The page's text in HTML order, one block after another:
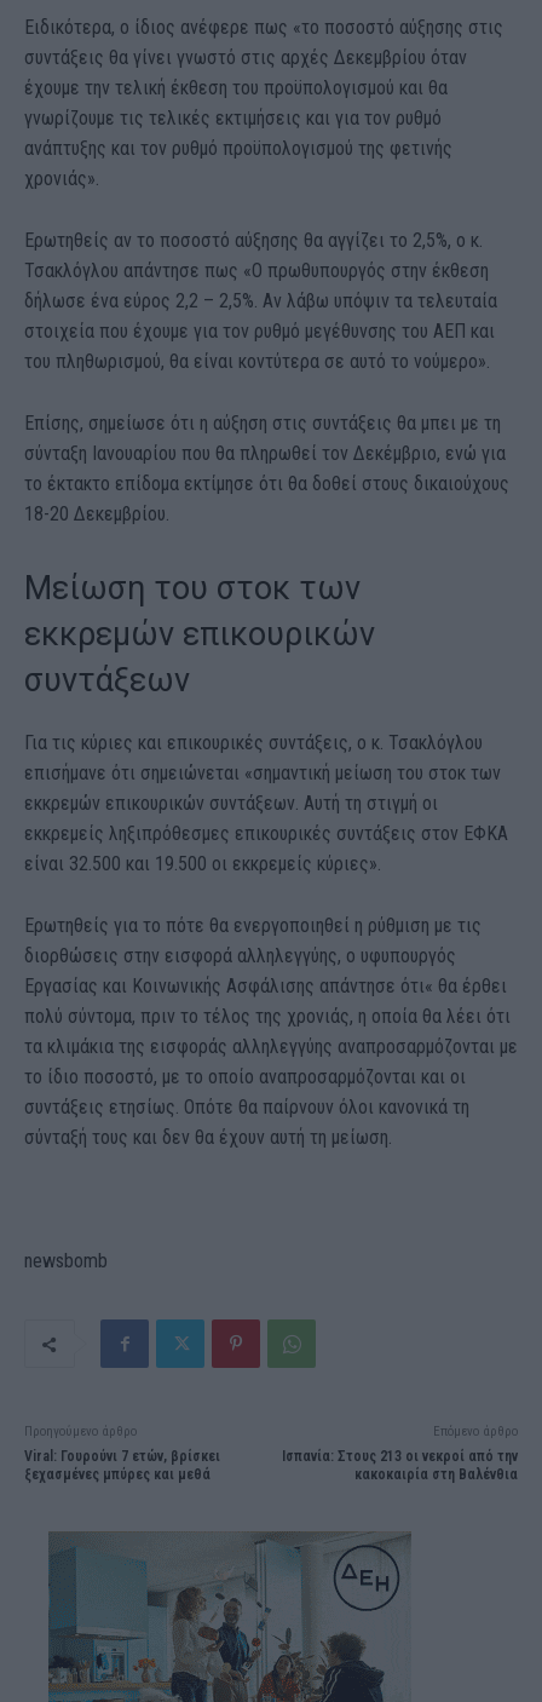
Ειδικότερα, ο ίδιος ανέφερε πως «το ποσοστό αύξησης στις
συντάξεις θα γίνει γνωστό στις αρχές Δεκεμβρίου όταν
έχουμε την τελική έκθεση του προϋπολογισμού και θα
γνωρίζουμε τις τελικές εκτιμήσεις και για τον ρυθμό
ανάπτυξης και τον ρυθμό προϋπολογισμού της φετινής
χρονιάς».
Ερωτηθείς αν το ποσοστό αύξησης θα αγγίζει το 2,5%, ο κ.
Τσακλόγλου απάντησε πως «Ο πρωθυπουργός στην έκθεση
δήλωσε ένα εύρος 2,2 – 2,5%. Αν λάβω υπόψιν τα τελευταία
στοιχεία που έχουμε για τον ρυθμό μεγέθυνσης του ΑΕΠ και
του πληθωρισμού, θα είναι κοντύτερα σε αυτό το νούμερο».
Επίσης, σημείωσε ότι η αύξηση στις συντάξεις θα μπει με τη
σύνταξη Ιανουαρίου που θα πληρωθεί τον Δεκέμβριο, ενώ για
το έκτακτο επίδομα εκτίμησε ότι θα δοθεί στους δικαιούχους
18-20 Δεκεμβρίου.
Μείωση του στοκ των
εκκρεμών επικουρικών
συντάξεων
Για τις κύριες και επικουρικές συντάξεις, ο κ. Τσακλόγλου
επισήμανε ότι σημειώνεται «σημαντική μείωση του στοκ των
εκκρεμών επικουρικών συντάξεων. Αυτή τη στιγμή οι
εκκρεμείς ληξιπρόθεσμες επικουρικές συντάξεις στον ΕΦΚΑ
είναι 32.500 και 19.500 οι εκκρεμείς κύριες».
Ερωτηθείς για το πότε θα ενεργοποιηθεί η ρύθμιση με τις
διορθώσεις στην εισφορά αλληλεγγύης, ο υφυπουργός
Εργασίας και Κοινωνικής Ασφάλισης απάντησε ότι« θα έρθει
πολύ σύντομα, πριν το τέλος της χρονιάς, η οποία θα λέει ότι
τα κλιμάκια της εισφοράς αλληλεγγύης αναπροσαρμόζονται με
το ίδιο ποσοστό, με το οποίο αναπροσαρμόζονται και οι
συντάξεις ετησίως. Οπότε θα παίρνουν όλοι κανονικά τη
σύνταξή τους και δεν θα έχουν αυτή τη μείωση.
newsbomb
Προηγούμενο άρθρο
Viral: Γουρούνι 7 ετών, βρίσκει
ξεχασμένες μπύρες και μεθά
Επόμενο άρθρο
Ισπανία: Στους 213 οι νεκροί από την
κακοκαιρία στη Βαλένθια